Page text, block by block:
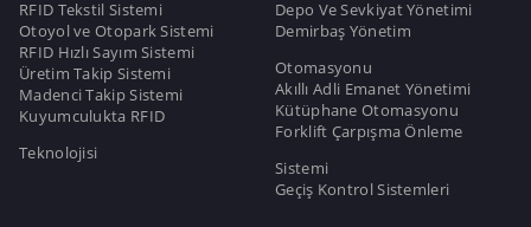
RFID Tekstil Sistemi
Otoyol ve Otopark Sistemi
RFID Hızlı Sayım Sistemi
Üretim Takip Sistemi
Madenci Takip Sistemi
Kuyumculukta RFID
Teknolojisi
Depo Ve Sevkiyat Yönetimi
Demirbaş Yönetim
Otomasyonu
Akıllı Adli Emanet Yönetimi
Kütüphane Otomasyonu
Forklift Çarpışma Önleme
Sistemi
Geçiş Kontrol Sistemleri